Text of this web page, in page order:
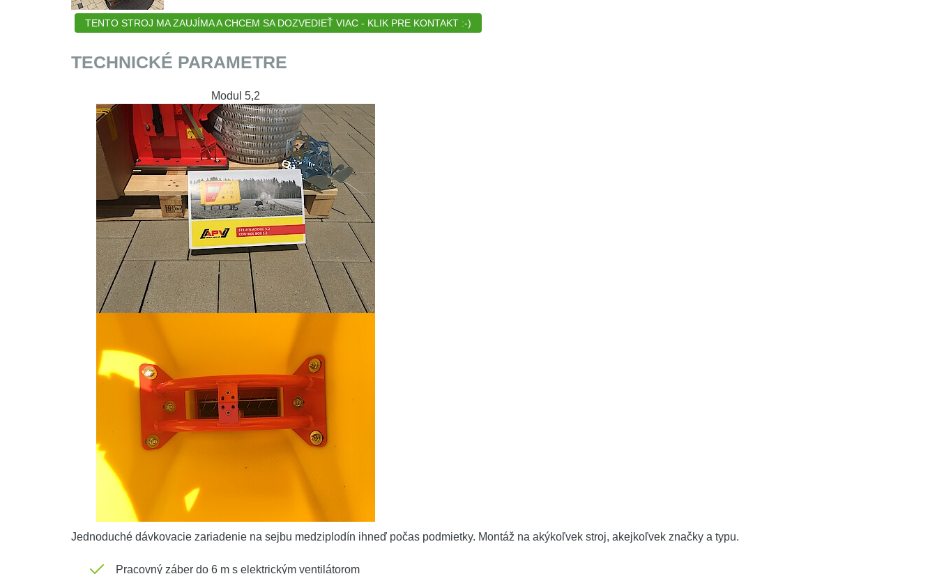
TENTO STROJ MA ZAUJÍMA A CHCEM SA DOZVEDIEŤ VIAC - KLIK PRE KONTAKT :-)
TECHNICKÉ PARAMETRE
Modul 5,2
Jednoduché dávkovacie zariadenie na sejbu medziplodín ihneď počas podmietky. Montáž na akýkoľvek stroj, akejkoľvek značky a typu.
Pracovný záber do 6 m s elektrickým ventilátorom